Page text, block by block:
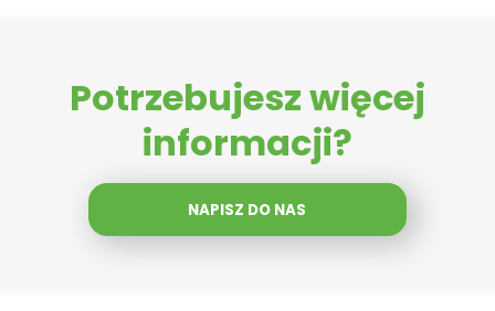
Potrzebujesz więcej
informacji?
NAPISZ DO NAS